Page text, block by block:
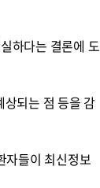
하다는 결론에 도
되는 점 등을 감
자들이 최신정보